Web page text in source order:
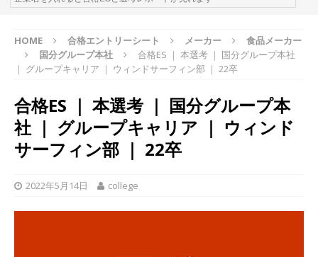
[ 2026年6月13日 ] ≪ 27卒 ≫アスキヤリ個人相
談｜予約フォーム
お勧めイベント
る優良企業一覧（26社）
体育会積極採用企業
[ 2026年5月16日 ]
【 2028卒 】 今すぐ受けられ
る優良企業一覧（18社）
[ 2026年5月15日 ]
学生を求めアスキヤリ限定イベント開催!! 】 世界
HOME 合格エントリーシート メーカー
食品メーカー
国分グループ本社
合格ES ｜ 本選考 ｜ 国分グループ本社
｜ グループキャリア ｜ ウィンドサーフィン部 ｜ 22卒
合格ES ｜ 本選考 ｜ 国分グループ本
社 ｜ グループキャリア ｜ ウィンド
サーフィン部 ｜ 22卒
2022年5月14日 college